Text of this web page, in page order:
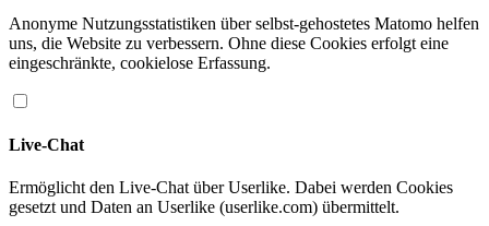
Anonyme Nutzungsstatistiken über selbst-gehostetes Matomo helfen
uns, die Website zu verbessern. Ohne diese Cookies erfolgt eine
eingeschränkte, cookielose Erfassung.
Live-Chat
Ermöglicht den Live-Chat über Userlike. Dabei werden Cookies
gesetzt und Daten an Userlike (userlike.com) übermittelt.